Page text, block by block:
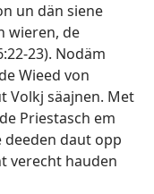
un dän siene
wieren, de
23). Nodäm
Wieed von
Volkj säajnen. Met
Priestasch em
deeden daut opp
verecht hauden